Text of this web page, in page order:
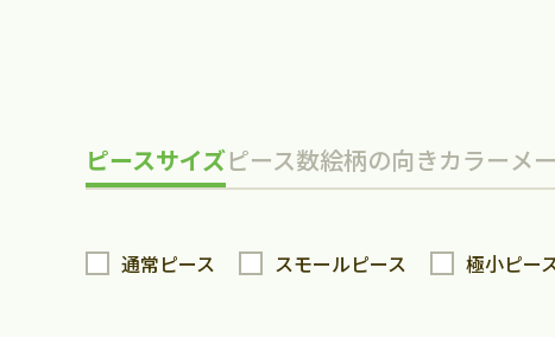
ピースサイズピース数絵柄の向きカラーメ
通常ピース スモールピース 極小ピー